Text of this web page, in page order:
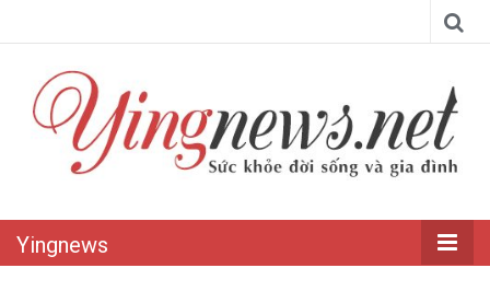
Yingnews